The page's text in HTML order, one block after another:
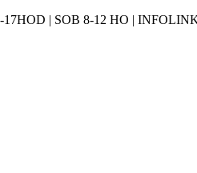
| SOB 8-12 HO |